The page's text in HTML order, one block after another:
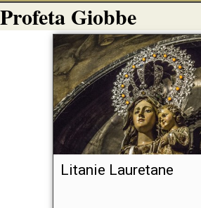
Profeta Giobbe
Litanie Lauretane